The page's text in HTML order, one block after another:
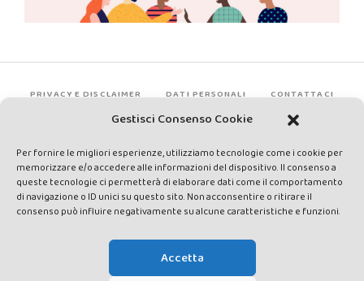
Gestisci Consenso Cookie
Per fornire le migliori esperienze, utilizziamo tecnologie come i cookie per
memorizzare e/o accedere alle informazioni del dispositivo. Il consenso a
queste tecnologie ci permetterà di elaborare dati come il comportamento
di navigazione o ID unici su questo sito. Non acconsentire o ritirare il
consenso può influire negativamente su alcune caratteristiche e funzioni.
Accetta
PRIVACY E DISCLAIMER DATI PERSONALI CONTATTACI
rights reserved - Testata registrata presso il Tribunale di Siena con
autorizzazione n°1 del 12/04/2014 - Direttrice Responsabile: Chiara